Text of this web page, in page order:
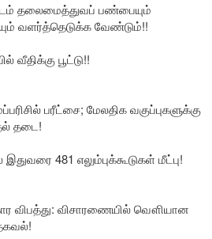
தலைமைத்துவப் பண்பையும்
வளர்த்தெடுக்க வேண்டும்!!
வீதிக்கு பூட்டு!!
பரீட்சை; மேலதிக வகுப்புகளுக்கு
தடை!
481 எலும்புக்கூடுகள் மீட்பு!
விபத்து: விசாரணையில் வௌியான